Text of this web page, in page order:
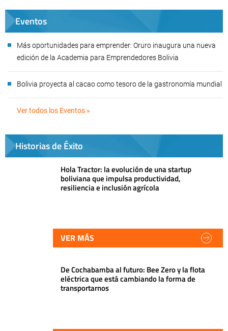
Eventos
Más oportunidades para emprender: Oruro inaugura una nueva
edición de la Academia para Emprendedores Bolivia
Bolivia proyecta al cacao como tesoro de la gastronomía mundial
Ver todos los Eventos »
Historias de Éxito
Hola Tractor: la evolución de una startup
boliviana que impulsa productividad,
resiliencia e inclusión agrícola
VER MÁS
De Cochabamba al futuro: Bee Zero y la flota
eléctrica que está cambiando la forma de
transportarnos